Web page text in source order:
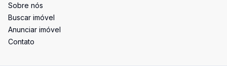
Sobre nós
Buscar imóvel
Anunciar imóvel
Contato